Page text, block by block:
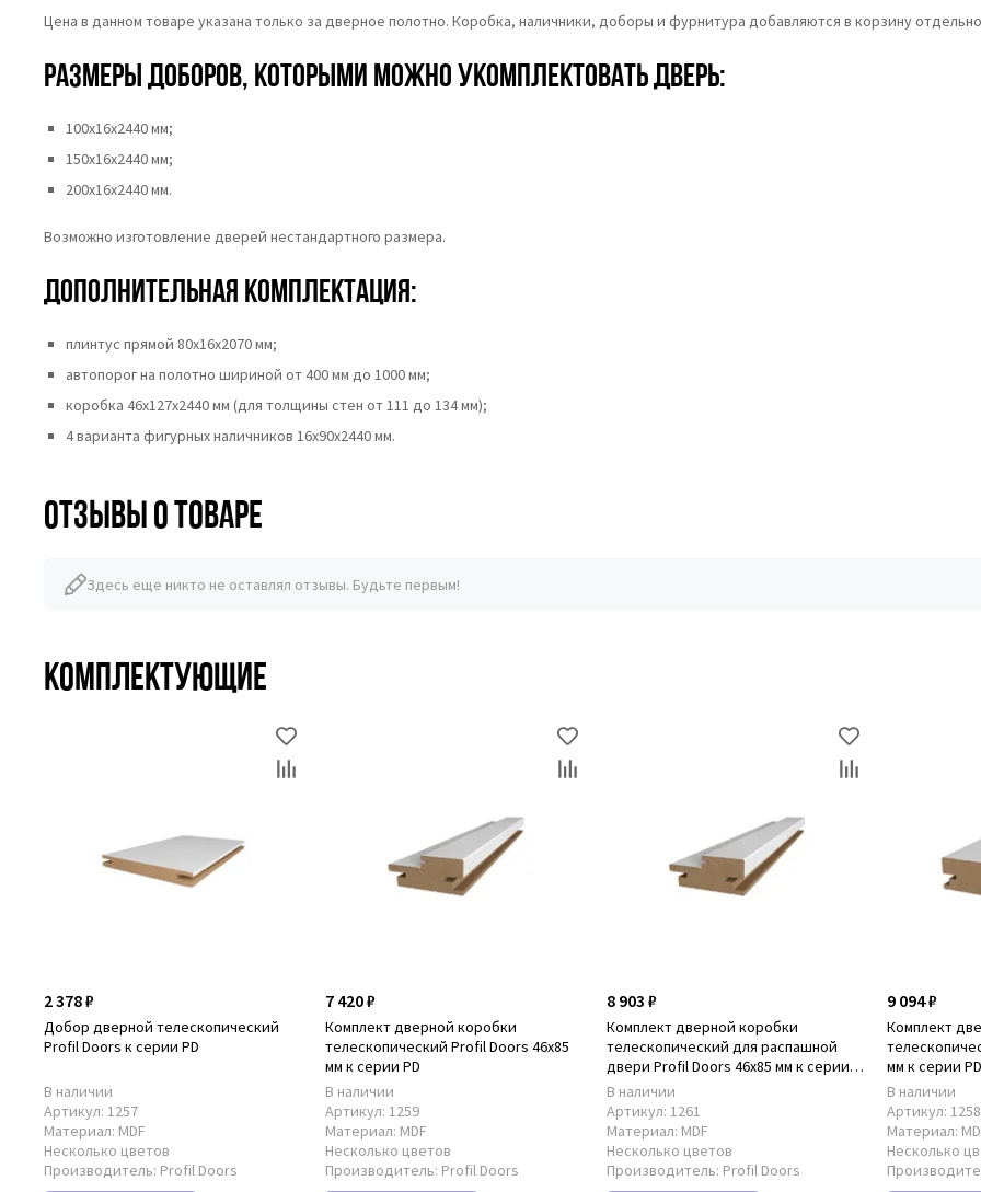
Цена в данном товаре указана только за дверное полотно. Коробка, наличники, доборы и фурнитура добавляются в корзину
Размеры доборов, которыми можно укомплектовать дверь:
100х16х2440 мм;
150х16х2440 мм;
200х16х2440 мм.
Возможно изготовление дверей нестандартного размера.
Дополнительная комплектация:
плинтус прямой 80х16х2070 мм;
автопорог на полотно шириной от 400 мм до 1000 мм;
коробка 46x127x2440 мм (для толщины стен от 111 до 134 мм);
4 варианта фигурных наличников 16х90х2440 мм.
Отзывы о товаре
Здесь еще никто не оставлял отзывы. Будьте первым!
Комплектующие
2 378 ₽
Добор дверной телескопический
Profil Doors к серии PD
В наличии
Артикул: 1257
Материал: MDF
Несколько цветов
Производитель: Profil Doors
7 420 ₽
Комплект дверной коробки
телескопический Profil Doors 46x85
мм к серии PD
В наличии
Артикул: 1259
Материал: MDF
Несколько цветов
Производитель: Profil Doors
8 903 ₽
Комплект дверной коробки
телескопический для распашной
двери Profil Doors 46x85 мм к серии
PD
В наличии
Артикул: 1261
Материал: MDF
Несколько цветов
Производитель: Profil Doors
9 094 ₽
Комплект
мм к серии PD
В наличии
Артикул: 1258
Материал:
Несколько